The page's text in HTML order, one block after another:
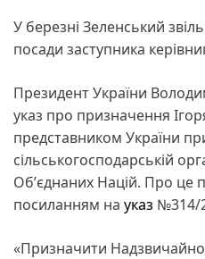
У березні Зеленський
посади заступника
Президент України
указ про призначення
представником України
сільськогосподарській
Обʼєднаних Націй. Про це
посиланням на указ №314/
«Призначити